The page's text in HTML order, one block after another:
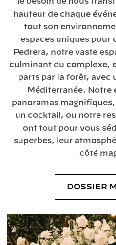
le besoin de nous
hauteur de chaque
tout son
espaces uniques pour
Pedrera, notre vaste
culminant du complexe,
parts par la forêt, avec
Méditerranée. Notre
panoramas
un cocktail, ou notre
ont tout pour vous
superbes, leur
côté
DOSSIER